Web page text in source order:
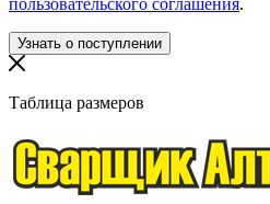
пользовательского соглашения.
Таблица размеров